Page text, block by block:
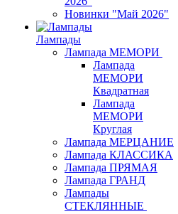
Новинки "Май 2026"
Лампады
Лампада МЕМОРИ
Лампада
МЕМОРИ
Квадратная
Лампада
МЕМОРИ
Круглая
Лампада МЕРЦАНИЕ
Лампада КЛАССИКА
Лампада ПРЯМАЯ
Лампада ГРАНД
Лампады
СТЕКЛЯННЫЕ